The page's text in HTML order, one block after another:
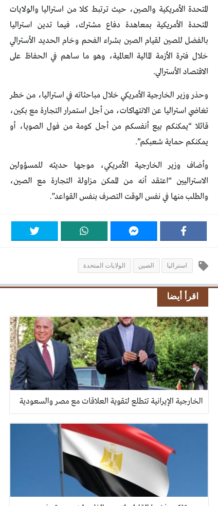
المتحدة الأمريكية والصين، حيث ترتبط كلا من استراليا والولايات
المتحدة الأمريكية بمعاهدة دفاع مشترك، فيما تدين استراليا
بالفضل للصين لقيام الصين بشراء الفحم وخام الحديد الأسترالي
خلال فترة الأزمة المالية العالمية، وهو ما ساهم في الحفاظ على
الاقتصاد الأسترالي.
وحذر وزير الخارجية الأمريكي خلال مباحثاته في استراليا، من خطر
تغاضي استراليا عن الانتهاكات، من أجل استمرار التجارة مع بكين،
قائلا “يمكنكم بيع أنفسكم من أجل كومة من فول الصويا، أو
يمكنكم حماية شعبكم”.
وأضاف وزير الخارجية الأمريكي، موجها حديثه للمسؤولين
الاستراليين “اعتقد أنه من الممكن مزاولة التجارة مع الصين،
والطلب منها في نفس الوقت التصرف بنفس القواعد”.
استراليا الصين الولايات المتحدة
اقرأ أيضا
الخارجية الإيرانية تتطلع لتقوية العلاقات مع مصر والسعودية